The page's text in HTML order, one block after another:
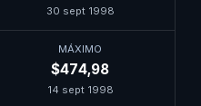
30 sept 1998
MÁXIMO
$474,98
14 sept 1998